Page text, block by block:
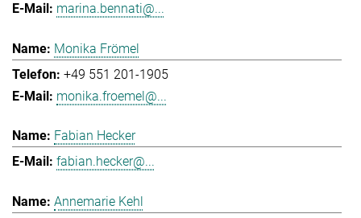
marina.bennati@...
Monika Frömel
+49 551 201-1905
monika.froemel@...
Fabian Hecker
fabian.hecker@...
Annemarie Kehl